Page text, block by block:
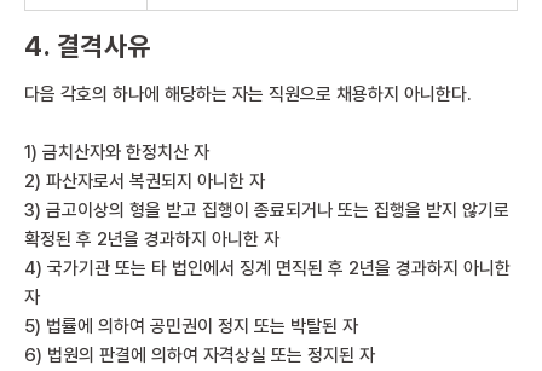
4. 결격사유
다음 각호의 하나에 해당하는 자는 직원으로 채용하지 아니한다.
1) 금치산자와 한정치산 자
2) 파산자로서 복권되지 아니한 자
3) 금고이상의 형을 받고 집행이 종료되거나 또는 집행을 받지 않기로
확정된 후 2년을 경과하지 아니한 자
4) 국가기관 또는 타 법인에서 징계 면직된 후 2년을 경과하지 아니한
자
5) 법률에 의하여 공민권이 정지 또는 박탈된 자
6) 법원의 판결에 의하여 자격상실 또는 정지된 자